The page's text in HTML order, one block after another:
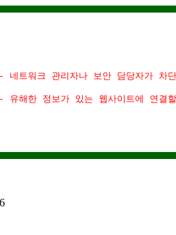
- 네트워크 관리자나 보안 담당자가 차
- 유해한 정보가 있는 웹사이트에 연결